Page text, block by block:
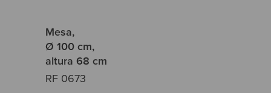
Mesa,
Ø 100 cm,
altura 68 cm
RF 0673